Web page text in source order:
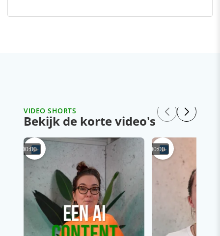
VIDEO SHORTS
Bekijk de korte video's
00:00 00:00